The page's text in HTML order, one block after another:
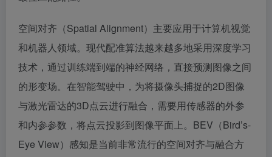
空间对齐（Spatial Alignment）主要应用于计算机视觉
和机器人领域。现代配准算法越来越多地采用深度学习
技术，通过训练端到端的神经网络，直接预测图像之间
的形变场。在智能驾驶中，为将摄像头捕捉的2D图像
与激光雷达的3D点云进行融合，需要用传感器的外参
和内参参数，将点云投影到图像平面上。BEV（Bird’s-
Eye View）感知是当前非常流行的空间对齐与融合方